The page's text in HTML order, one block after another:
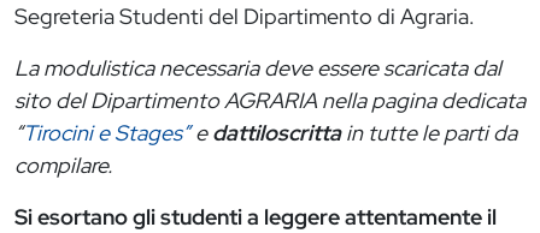
Segreteria Studenti del Dipartimento di Agraria.
La modulistica necessaria deve essere scaricata dal
sito del Dipartimento AGRARIA nella pagina dedicata
“Tirocini e Stages”edattiloscrittain tutte le parti da
compilare.
Si esortano gli studenti a leggere attentamente il